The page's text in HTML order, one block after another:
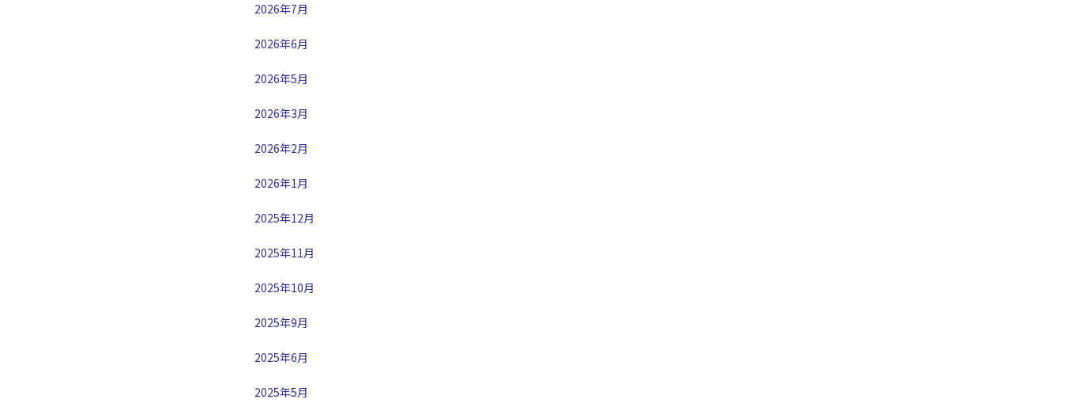
2026年7月
2026年6月
2026年5月
2026年3月
2026年2月
2026年1月
2025年12月
2025年11月
2025年10月
2025年9月
2025年6月
2025年5月